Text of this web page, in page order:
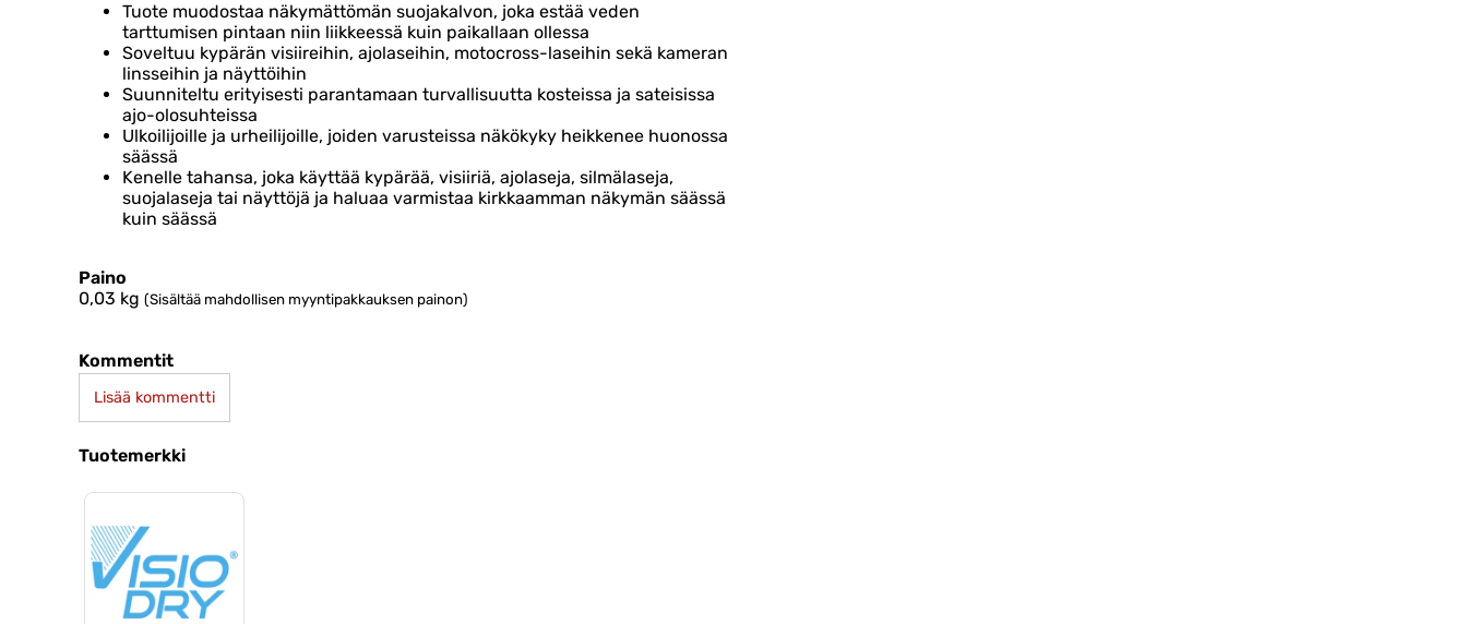
Tuote muodostaa näkymättömän suojakalvon, joka estää veden
tarttumisen pintaan niin liikkeessä kuin paikallaan ollessa
Soveltuu kypärän visiireihin, ajolaseihin, motocross-laseihin sekä kameran
linsseihin ja näyttöihin
Suunniteltu erityisesti parantamaan turvallisuutta kosteissa ja sateisissa
ajo-olosuhteissa
Ulkoilijoille ja urheilijoille, joiden varusteissa näkökyky heikkenee huonossa
säässä
Kenelle tahansa, joka käyttää kypärää, visiiriä, ajolaseja, silmälaseja,
suojalaseja tai näyttöjä ja haluaa varmistaa kirkkaamman näkymän säässä
kuin säässä
Paino
0,03 kg (Sisältää mahdollisen myyntipakkauksen painon)
Kommentit
Lisää kommentti
Tuotemerkki